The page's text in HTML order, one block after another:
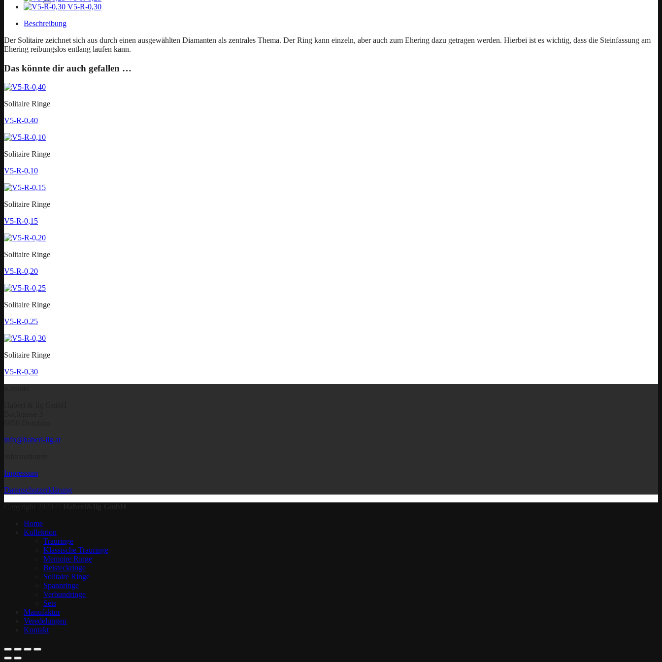
V5-R-0,30
Beschreibung
Der Solitaire zeichnet sich aus durch einen ausgewählten Diamanten als zentrales Thema. Der Ring kann einzeln, aber auch zum Ehering dazu getragen werden. Hierbei ist es wichtig, dass die Steinfassung am
Ehering reibungslos entlang laufen kann.
Das könnte dir auch gefallen …
Solitaire Ringe
V5-R-0,40
Solitaire Ringe
V5-R-0,10
Solitaire Ringe
V5-R-0,15
Solitaire Ringe
V5-R-0,20
Solitaire Ringe
V5-R-0,25
Solitaire Ringe
V5-R-0,30
info@haberl-ilg.at
Impressum
Datenschutzerklärung
Home
Kollektion
Trauringe
Klassische Trauringe
Memoire Ringe
Beisteckringe
Solitaire Ringe
Spannringe
Verbundringe
Sets
Manufaktur
Veredelungen
Kontakt